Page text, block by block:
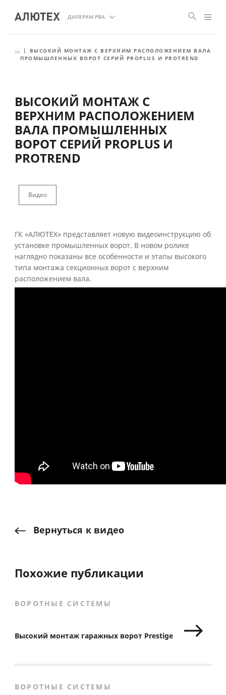
ДИЛЕРАМ РВА
...
ВЫСОКИЙ МОНТАЖ С ВЕРХНИМ РАСПОЛОЖЕНИЕМ ВАЛА
ПРОМЫШЛЕННЫХ ВОРОТ СЕРИЙ PROPLUS И PROTREND
ВЫСОКИЙ МОНТАЖ С
ВЕРХНИМ РАСПОЛОЖЕНИЕМ
ВАЛА ПРОМЫШЛЕННЫХ
ВОРОТ СЕРИЙ PROPLUS И
PROTREND
Видео
ГК «АЛЮТЕХ» представляет новую видеоинструкцию об
установке промышленных ворот. В новом ролике
наглядно показаны все особенности и этапы высокого
типа монтажа секционных ворот с верхним
расположением вала.
Вернуться к видео
Похожие публикации
ВОРОТНЫЕ СИСТЕМЫ
Высокий монтаж гаражных ворот Prestige
ВОРОТНЫЕ СИСТЕМЫ